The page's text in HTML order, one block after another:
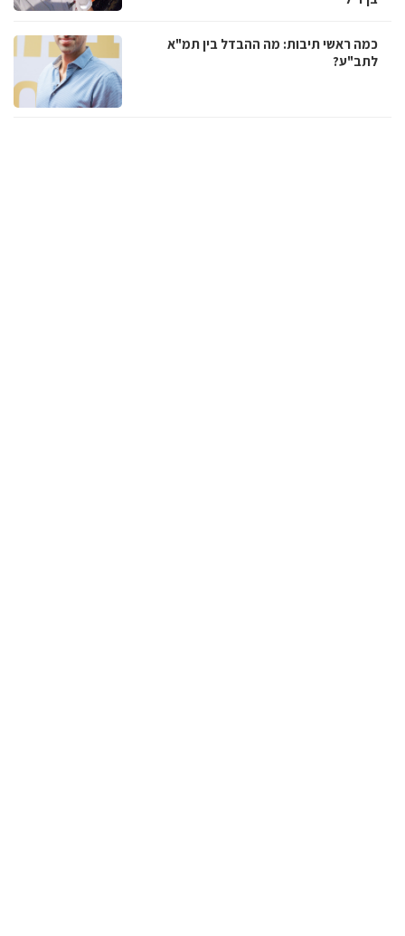
כמה ראשי תיבות: מה ההבדל בין תמ"א
לתב"ע?